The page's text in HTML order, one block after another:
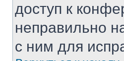
доступ к
неправильно
с ним для